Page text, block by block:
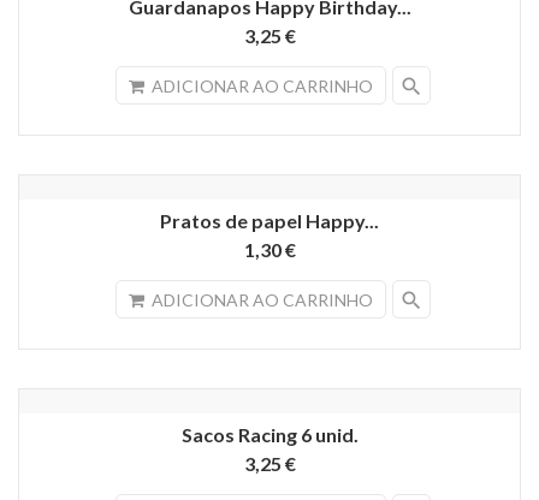
Guardanapos Happy Birthday...
3,25 €
ADICIONAR AO CARRINHO search
Pratos de papel Happy...
1,30 €
ADICIONAR AO CARRINHO search
Sacos Racing 6 unid.
3,25 €